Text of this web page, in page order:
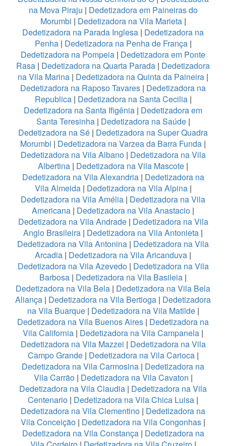
na Mova Piraju | Dedetizadora em Paineiras do
Morumbi | Dedetizadora na Vila Marieta|
Dedetizadora na Parada Inglesa | Dedetizadora na
Penha| Dedetizadora na Penha de França |
Dedetizadora na Pompeia | Dedetizadora em Ponte
Rasa | Dedetizadora na Quarta Parada | Dedetizadora
na Vila Marina | Dedetizadora na Quinta da Paineira |
Dedetizadora na Raposo Tavares | Dedetizadora na
Republica| Dedetizadora na Santa Cecilia|
Dedetizadora na Santa Ifigênia | Dedetizadora em
Santa Teresinha| Dedetizadora na Saúde|
Dedetizadora na Sé | Dedetizadora na Super Quadra
Morumbi | Dedetizadora na Varzea da Barra Funda |
Dedetizadora na Vila Albano| Dedetizadora na Vila
Albertina | Dedetizadora na Vila Mascote |
Dedetizadora na Vila Alexandria| Dedetizadora na
Vila Almeida | Dedetizadora na Vila Alpina |
Dedetizadora na Vila Amélia | Dedetizadora na Vila
Americana | Dedetizadora na Vila Anastacio |
Dedetizadora na Vila Andrade| Dedetizadora na Vila
Anglo Brasileira | Dedetizadora na Vila Antonieta |
Dedetizadora na Vila Antonina | Dedetizadora na Vila
Arcadia | Dedetizadora na Vila Aricanduva |
Dedetizadora na Vila Azevedo| Dedetizadora na Vila
Barbosa | Dedetizadora na Vila Basileia |
Dedetizadora na Vila Bela | Dedetizadora na Vila Bela
Aliança | Dedetizadora na Vila Bertioga | Dedetizadora
na Vila Buarque| Dedetizadora na Vila Matilde|
Dedetizadora na Vila Buenos Aires | Dedetizadora na
Vila California | Dedetizadora na Vila Campanela |
Dedetizadora na Vila Mazzei | Dedetizadora na Vila
Campo Grande| Dedetizadora na Vila Carioca|
Dedetizadora na Vila Carmosina | Dedetizadora na
Vila Carrão| Dedetizadora na Vila Cavaton |
Dedetizadora na Vila Claudia | Dedetizadora na Vila
Centenario | Dedetizadora na Vila Chica Luisa |
Dedetizadora na Vila Clementino | Dedetizadora na
Vila Conceição | Dedetizadora na Vila Congonhas |
Dedetizadora na Vila Constança| Dedetizadora na